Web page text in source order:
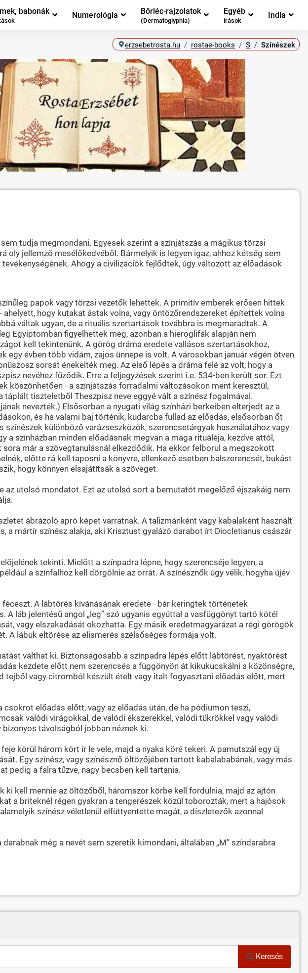
babonák Numerológia Bőrléc-rajzolatok
(Dermatoglyphia)
Egyéb
írások
India
erzsebetrosta.hu rostae-books S Színészek
tudja megmondani. Egyesek szerint a színjátszás a mágikus törzsi
jellemző mesélőkedvéből. Bármelyik is legyen igaz, ahhoz kétség sem
Ahogy a civilizációk fejlődtek, úgy változott az előadások
papok vagy törzsi vezetők lehettek. A primitív emberek erősen hittek
hogy kutakat ástak volna, vagy öntözőrendszereket építettek volna
váltak ugyan, de a rituális szertartások továbbra is megmaradtak. A
Egyiptomban figyelhettek meg, azonban a hieroglifák alapján nem
kell tekintenünk. A görög dráma eredete vallásos szertartásokhoz,
évben több vidám, zajos ünnepe is volt. A városokban január végén ötven
sorsát énekelték meg. Az első lépés a dráma felé az volt, hogy a
nevéhez fűződik. Erre a feljegyzések szerint i.e. 534-ben került sor. Ezt
köszönhetően - a színjátszás forradalmi változásokon ment keresztül,
tiszteletből Theszpisz neve eggyé vált a színész fogalmával.
nevezték.) Elsősorban a nyugati világ színházi berkeiben elterjedt az a
és ha valami baj történik, kudarcba fullad az előadás, elsősorban őt
különböző varázseszközök, szerencsetárgyak használatához vagy
színházban minden előadásnak megvan a maga rituáléja, kezdve attól,
már a szövegtanulásnál elkezdődik. Ha ekkor felborul a megszokott
előtte rá kell taposni a könyvre, ellenkező esetben balszerencsét, bukást
hogy könnyen elsajátítsák a szöveget.
az utolsó mondatot. Ezt az utolsó sort a bemutatót megelőző éjszakáig nem
ábrázoló apró képet varratnak. A talizmánként vagy kabalaként használt
a mártír színész alakja, aki Krisztust gyalázó darabot írt Diocletianus császár
tekinti. Mielőtt a színpadra lépne, hogy szerencséje legyen, a
a színfalhoz kell dörgölnie az orrát. A színésznők úgy vélik, hogyha újév
A lábtörés kívánásának eredete - bár keringtek történetek
láb jelentésű angol „leg” szó ugyanis egyúttal a vasfüggönyt tartó kötél
vagy elszakadását okozhatta. Egy másik eredetmagyarázat a régi görögök
A lábuk eltörése az elismerés szélsőséges formája volt.
válthat ki. Biztonságosabb a színpadra lépés előtt lábtörést, nyaktörést
kezdete előtt nem szerencsés a függönyön át kikukucskálni a közönségre,
tejből vagy citromból készült ételt vagy italt fogyasztani előadás előtt, mert
előadás előtt, vagy az előadás után, de ha pódiumon teszi,
valódi virágokkal, de valódi ékszerekkel, valódi tükrökkel vagy valódi
távolságból jobban néznek ki.
körül három kört ír le vele, majd a nyaka köré tekeri. A pamutszál egy új
Egy színész, vagy színésznő öltözőjében tartott kabalababának, vagy más
pedig a falra tűzve, nagy becsben kell tartania.
kell mennie az öltözőből, háromszor körbe kell fordulnia, majd az ajtón
a briteknél régen gyakran a tengerészek közül toborozták, mert a hajósok
színész véletlenül elfüttyentette magát, a díszletezők azonnal
még a nevét sem szeretik kimondani, általában „M” színdarabra
Keresés